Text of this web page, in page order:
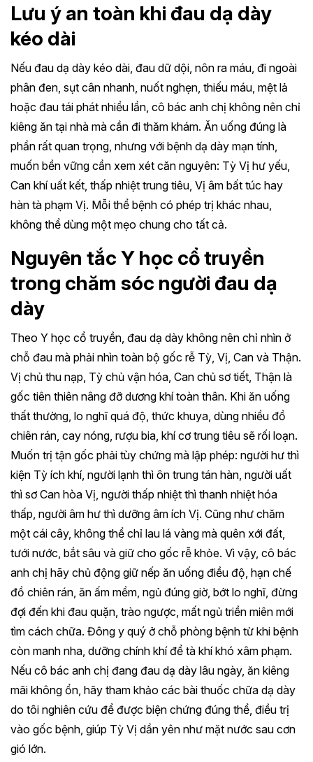
Lưu ý an toàn khi đau dạ dày
kéo dài
Nếu đau dạ dày kéo dài, đau dữ dội, nôn ra máu, đi ngoài
phân đen, sụt cân nhanh, nuốt nghẹn, thiếu máu, mệt lả
hoặc đau tái phát nhiều lần, cô bác anh chị không nên chỉ
kiêng ăn tại nhà mà cần đi thăm khám. Ăn uống đúng là
phần rất quan trọng, nhưng với bệnh dạ dày mạn tính,
muốn bền vững cần xem xét căn nguyên: Tỳ Vị hư yếu,
Can khí uất kết, thấp nhiệt trung tiêu, Vị âm bất túc hay
hàn tà phạm Vị. Mỗi thể bệnh có phép trị khác nhau,
không thể dùng một mẹo chung cho tất cả.
Nguyên tắc Y học cổ truyền
trong chăm sóc người đau dạ
dày
Theo Y học cổ truyền, đau dạ dày không nên chỉ nhìn ở
chỗ đau mà phải nhìn toàn bộ gốc rễ Tỳ, Vị, Can và Thận.
Vị chủ thu nạp, Tỳ chủ vận hóa, Can chủ sơ tiết, Thận là
gốc tiên thiên nâng đỡ dương khí toàn thân. Khi ăn uống
thất thường, lo nghĩ quá độ, thức khuya, dùng nhiều đồ
chiên rán, cay nóng, rượu bia, khí cơ trung tiêu sẽ rối loạn.
Muốn trị tận gốc phải tùy chứng mà lập phép: người hư thì
kiện Tỳ ích khí, người lạnh thì ôn trung tán hàn, người uất
thì sơ Can hòa Vị, người thấp nhiệt thì thanh nhiệt hóa
thấp, người âm hư thì dưỡng âm ích Vị. Cũng như chăm
một cái cây, không thể chỉ lau lá vàng mà quên xới đất,
tưới nước, bắt sâu và giữ cho gốc rễ khỏe. Vì vậy, cô bác
anh chị hãy chủ động giữ nếp ăn uống điều độ, hạn chế
đồ chiên rán, ăn ấm mềm, ngủ đúng giờ, bớt lo nghĩ, đừng
đợi đến khi đau quặn, trào ngược, mất ngủ triền miên mới
tìm cách chữa. Đông y quý ở chỗ phòng bệnh từ khi bệnh
còn manh nha, dưỡng chính khí để tà khí khó xâm phạm.
Nếu cô bác anh chị đang đau dạ dày lâu ngày, ăn kiêng
mãi không ổn, hãy tham khảo các bài thuốc chữa dạ dày
do tôi nghiên cứu để được biện chứng đúng thể, điều trị
vào gốc bệnh, giúp Tỳ Vị dần yên như mặt nước sau cơn
gió lớn.